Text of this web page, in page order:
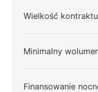
Wielkość kontraktu
Minimalny
Finansowanie